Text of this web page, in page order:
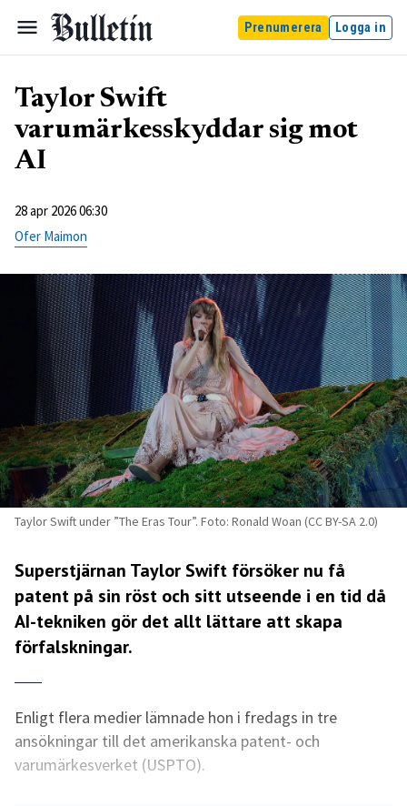
Prenumerera Logga in
Taylor Swift
varumärkesskyddar sig mot
AI
28 apr 2026 06:30
Ofer Maimon
Taylor Swift under ”The Eras Tour”. Foto: Ronald Woan (CC BY-SA 2.0)
Superstjärnan Taylor Swift försöker nu få
patent på sin röst och sitt utseende i en tid då
AI-tekniken gör det allt lättare att skapa
förfalskningar.
Enligt flera medier lämnade hon i fredags in tre
ansökningar till det amerikanska patent- och
varumärkesverket (USPTO).